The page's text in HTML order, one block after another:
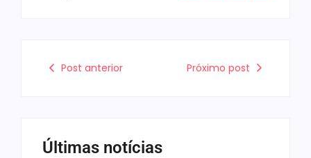
Post anterior Próximo post
Últimas notícias